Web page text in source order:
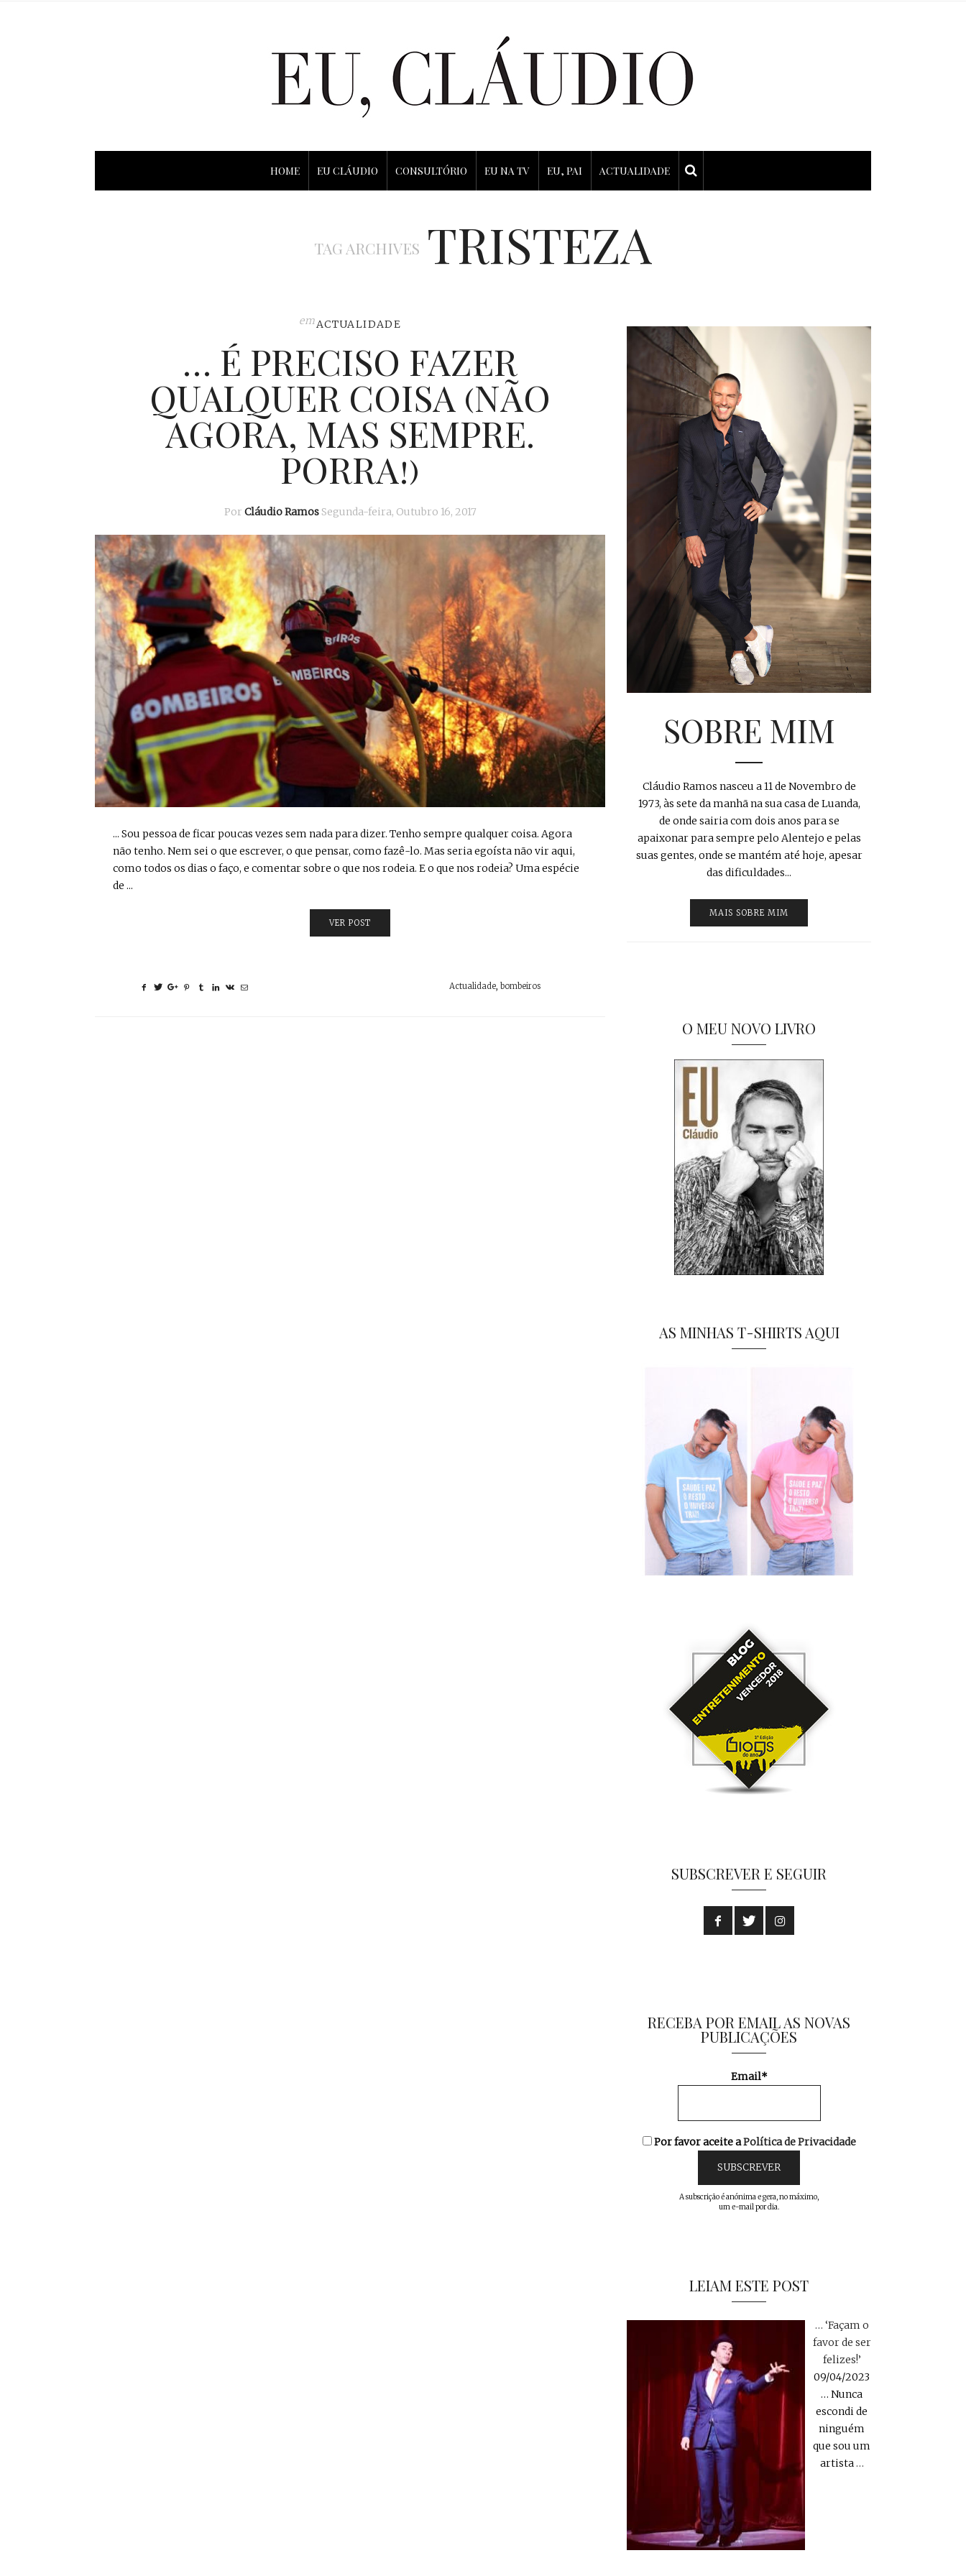
HOME EU CLÁUDIO CONSULTÓRIO EU NA TV EU, PAI ACTUALIDADE
TAG ARCHIVES TRISTEZA
emACTUALIDADE
… É PRECISO FAZER
QUALQUER COISA (NÃO
AGORA, MAS SEMPRE.
PORRA!)
Por Cláudio Ramos Segunda-feira, Outubro 16, 2017
... Sou pessoa de ficar poucas vezes sem nada para dizer. Tenho sempre qualquer coisa. Agora
não tenho. Nem sei o que escrever, o que pensar, como fazê-lo. Mas seria egoísta não vir aqui,
como todos os dias o faço, e comentar sobre o que nos rodeia. E o que nos rodeia? Uma espécie
de ...
VER POST
Actualidade ,bombeiros
SOBRE MIM
Cláudio Ramos nasceu a 11 de Novembro de
1973, às sete da manhã na sua casa de Luanda,
de onde sairia com dois anos para se
apaixonar para sempre pelo Alentejo e pelas
suas gentes, onde se mantém até hoje, apesar
das dificuldades...
MAIS SOBRE MIM
O MEU NOVO LIVRO
AS MINHAS T-SHIRTS AQUI
SUBSCREVER E SEGUIR
RECEBA POR EMAIL AS NOVAS
PUBLICAÇÕES
Email*
Por favor aceite aPolítica de Privacidade
A subscrição é anónima e gera, no máximo,
um e-mail por dia.
LEIAM ESTE POST
… ‘Façam o
favor de ser
felizes!’
09/04/2023
… Nunca
escondi de
ninguém
que sou um
artista…